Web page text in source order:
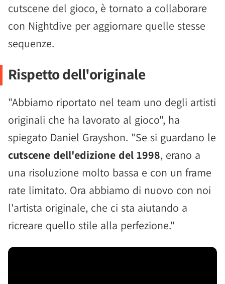
cutscene del gioco, è tornato a collaborare
con Nightdive per aggiornare quelle stesse
sequenze.
Rispetto dell'originale
"Abbiamo riportato nel team uno degli artisti
originali che ha lavorato al gioco", ha
spiegato Daniel Grayshon. "Se si guardano le
cutscene dell'edizione del 1998, erano a
una risoluzione molto bassa e con un frame
rate limitato. Ora abbiamo di nuovo con noi
l'artista originale, che ci sta aiutando a
ricreare quello stile alla perfezione."